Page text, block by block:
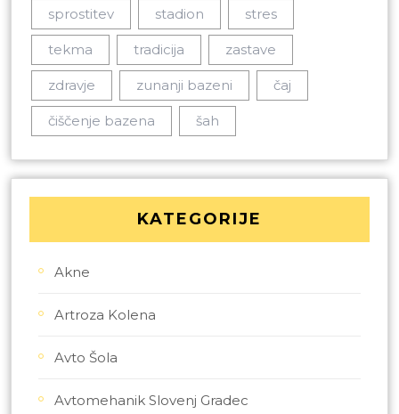
sprostitev stadion stres
tekma tradicija zastave
zdravje zunanji bazeni čaj
čiščenje bazena šah
KATEGORIJE
Akne
Artroza Kolena
Avto Šola
Avtomehanik Slovenj Gradec